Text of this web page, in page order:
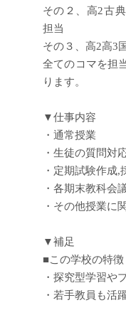
その２、高2古
担当
その３、高2高3
全てのコマを
ります。
▼仕事内容
・通常授業
・生徒の質問対
・定期試験作成,
・各期末教科会
・その他授業に
▼補足
■この学校の特徴
・探究型学習や
・若手教員も活